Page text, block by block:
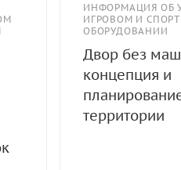
ИНФОРМАЦИЯ ОБ
ИГРОВОМ И
ОБОРУДОВАНИИ
Двор без
концепция и
территории